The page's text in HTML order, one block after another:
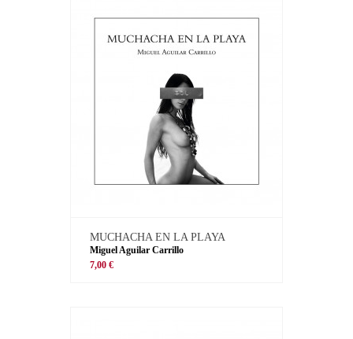
MUCHACHA EN LA PLAYA
Miguel Aguilar Carrillo
7,00 €